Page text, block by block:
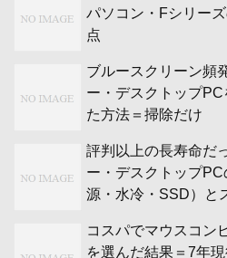
パソコン・Fシリー
点
ブルースクリーン頻
ー・デスクトップ
た方法＝掃除だけ
評判以上の長寿命だ
ー・デスクトップ
源・水冷・SSD）と
コスパでマウスコン
を選んだ結果＝7年